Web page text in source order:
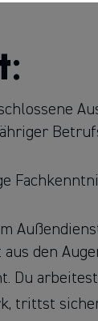
den
Du
trittst